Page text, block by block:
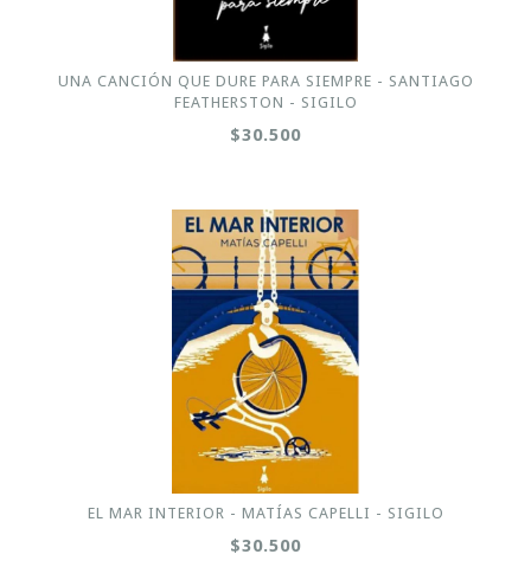
UNA CANCIÓN QUE DURE PARA SIEMPRE - SANTIAGO
FEATHERSTON - SIGILO
$30.500
EL MAR INTERIOR - MATÍAS CAPELLI - SIGILO
$30.500